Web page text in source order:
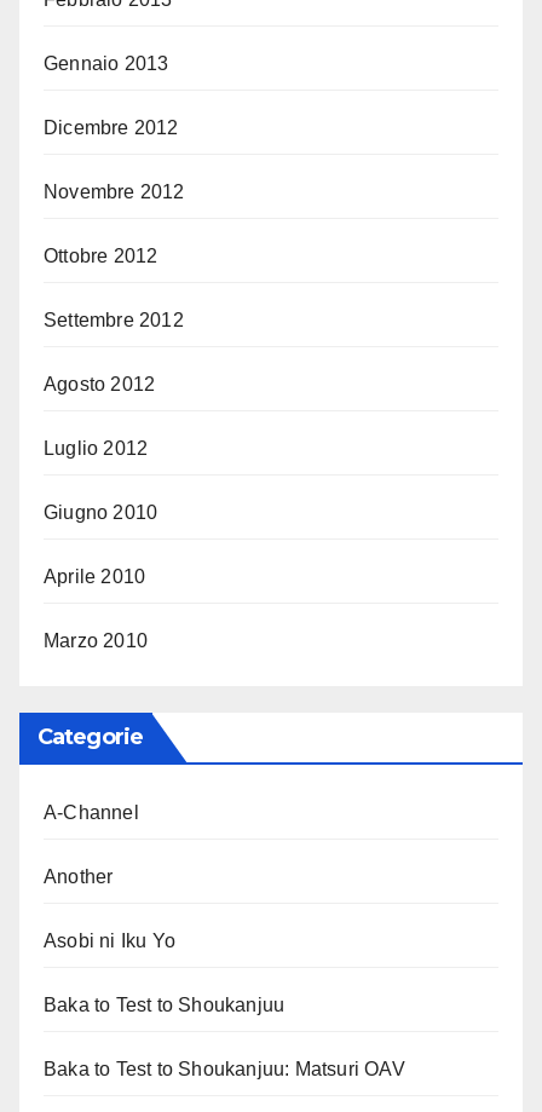
Gennaio 2013
Dicembre 2012
Novembre 2012
Ottobre 2012
Settembre 2012
Agosto 2012
Luglio 2012
Giugno 2010
Aprile 2010
Marzo 2010
Categorie
A-Channel
Another
Asobi ni Iku Yo
Baka to Test to Shoukanjuu
Baka to Test to Shoukanjuu: Matsuri OAV